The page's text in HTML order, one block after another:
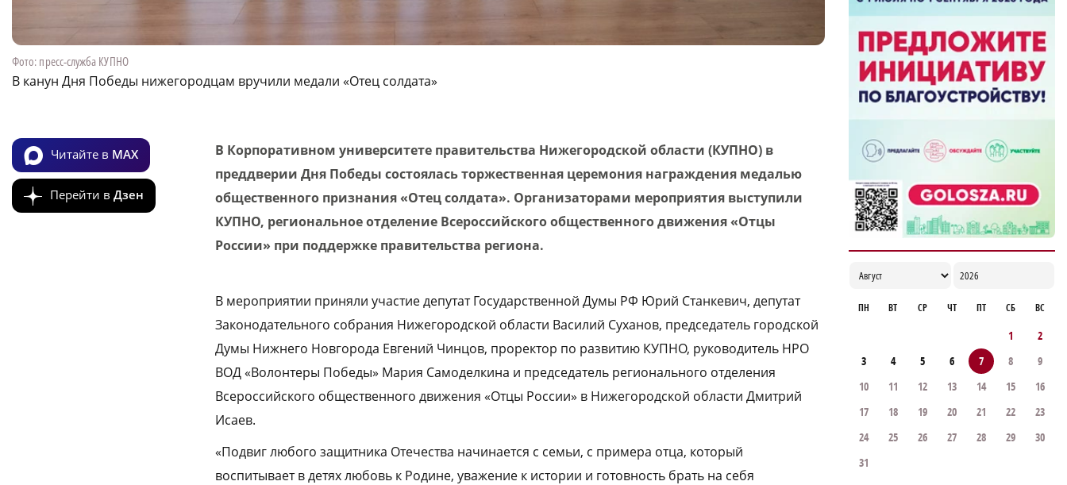
Фото: пресс-служба КУПНО
В канун Дня Победы нижегородцам вручили медали «Отец солдата»
Читайте в MAX
Перейти в Дзен
В Корпоративном университете правительства Нижегородской области (КУПНО) в
преддверии Дня Победы состоялась торжественная церемония награждения медалью
общественного признания «Отец солдата». Организаторами мероприятия выступили
КУПНО, региональное отделение Всероссийского общественного движения «Отцы
России» при поддержке правительства региона.
В мероприятии приняли участие депутат Государственной Думы РФ Юрий Станкевич, депутат
Законодательного собрания Нижегородской области Василий Суханов, председатель городской
Думы Нижнего Новгорода Евгений Чинцов, проректор по развитию КУПНО, руководитель НРО
ВОД «Волонтеры Победы» Мария Самоделкина и председатель регионального отделения
Всероссийского общественного движения «Отцы России» в Нижегородской области Дмитрий
Исаев.
«Подвиг любого защитника Отечества начинается с семьи, с примера отца, который
воспитывает в детях любовь к Родине, уважение к истории и готовность брать на себя
Специальный концерт «Музыка
балконов» пройдет в Нижнем Новгороде
15 августа
17:06
Опасное сливочное масло обнаружили в
Нижегородской области
17:00
ПН ВТ СР ЧТ ПТ СБ ВС
1
2
3
4 5 6 7 8
9
10
11 12 13 14 15
16
17
18 19 20 21 22
23
24
25 26 27 28 29
30
31